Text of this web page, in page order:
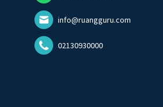
info@ruangguru.com
02130930000